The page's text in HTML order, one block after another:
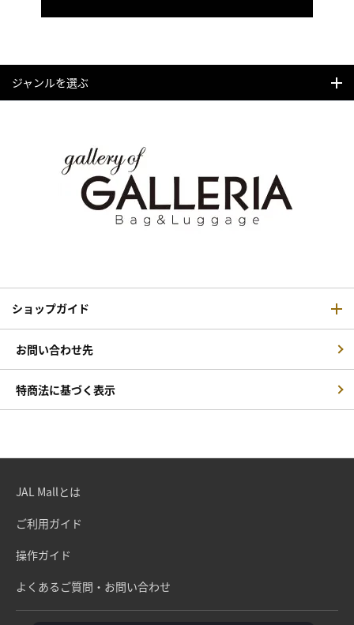
ジャンルを選ぶ
ショップガイド
お問い合わせ先
特商法に基づく表示
JAL Mallとは
ご利用ガイド
操作ガイド
よくあるご質問・お問い合わせ